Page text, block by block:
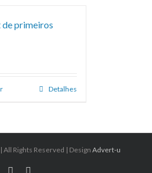
de primeiros
Detalhes
Rights Reserved | Design Advert-u